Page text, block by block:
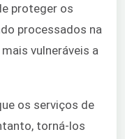
proteger os
processados na
vulneráveis a
os serviços de
torná-los